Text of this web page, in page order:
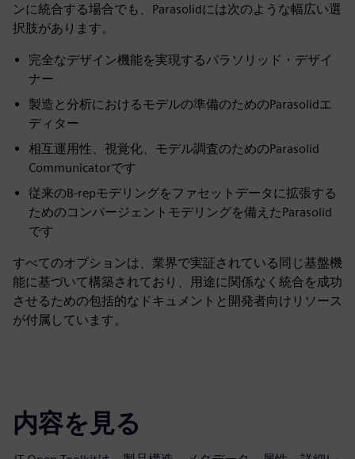
ンに統合する場合でも、Parasolidには次のような幅広い選
択肢があります。
完全なデザイン機能を実現するパラソリッド・デザイ
ナー
製造と分析におけるモデルの準備のためのParasolidエ
ディター
相互運用性、視覚化、モデル調査のためのParasolid
Communicatorです
従来のB-repモデリングをファセットデータに拡張する
ためのコンバージェントモデリングを備えたParasolid
です
すべてのオプションは、業界で実証されている同じ基盤機
能に基づいて構築されており、用途に関係なく統合を成功
させるための包括的なドキュメントと開発者向けリソース
が付属しています。
内容を見る